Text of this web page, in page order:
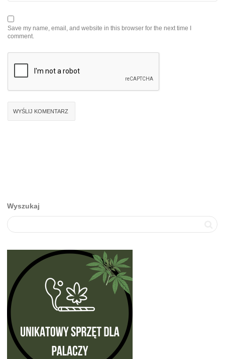
Save my name, email, and website in this browser for the next time I
comment.
Wyszukaj